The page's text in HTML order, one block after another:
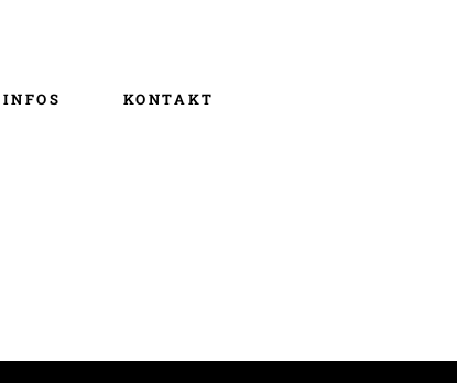
INFOS KONTAKT